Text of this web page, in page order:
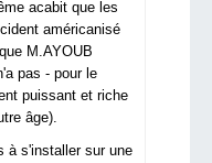
acabit que les
américanisé
M.AYOUB
pas - pour le
puissant et riche
âge).
à s'installer sur une